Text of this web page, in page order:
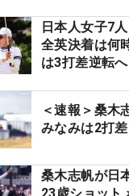
日本人女子7
全英決着は何
は3打差逆転へ
＜速報＞桑
みなみは2打
桑木志帆が日